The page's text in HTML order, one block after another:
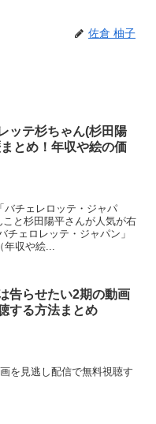
佐倉 柚子
ッテ杉ちゃん(杉田陽
とめ！年収や絵の価
バチェレロッテ・ジャパ
と杉田陽平さんが人気が右
チェロレッテ・ジャパン」
年収や絵...
告らせたい2期の動画
する方法まとめ
を見逃し配信で無料視聴す